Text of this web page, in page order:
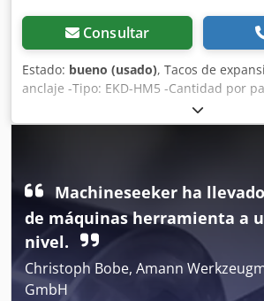
Consultar
Estado: bueno (usado), Tacos de
anclaje -Tipo: EKD-HM5 -Cantidad por
unidades Djdpfx Akjb A H Uqs Teck -
Precio: por paquete -Número de
Machineseeker ha
de máquinas herramienta a
nivel.
Christoph Bobe, Amann
GmbH